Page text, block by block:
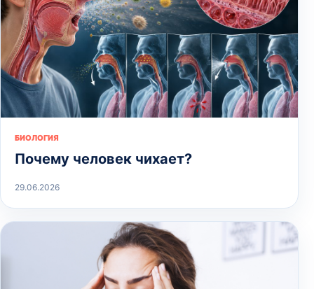
БИОЛОГИЯ
Почему человек чихает?
29.06.2026